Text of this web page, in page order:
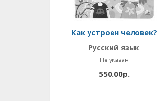
Как устроен человек?
Русский язык
Не указан
550.00р.